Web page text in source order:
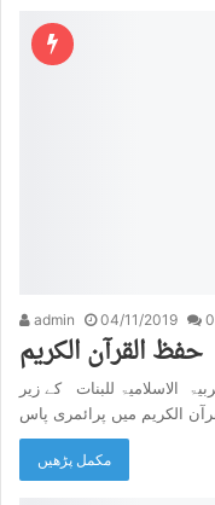
admin 04/11/2019 0
حفظ القرآن الکریم
الاسلامیۃ للبنات کے زیر
مکمل پڑھیں